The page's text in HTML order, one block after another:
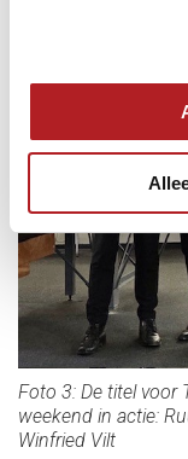
Foto 3: De titel voor
weekend in actie:
Winfried Vilt